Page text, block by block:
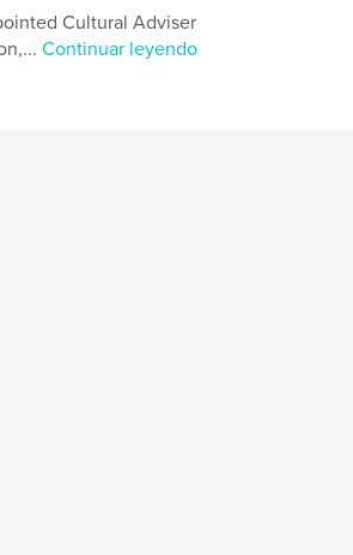
Cultural Adviser
Continuar leyendo